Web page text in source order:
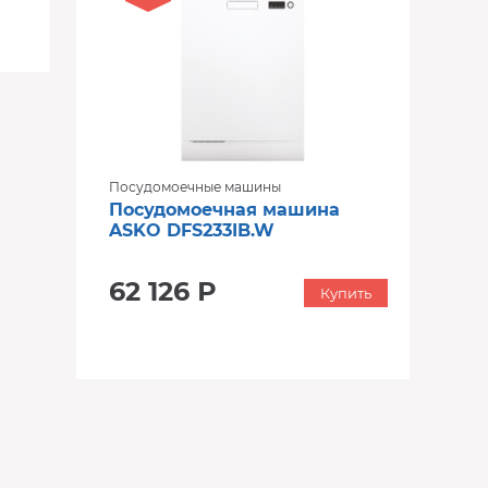
Посудомоечные машины
Посудомоечная машина
ASKO DFS233IB.W
62 126 Р Купить